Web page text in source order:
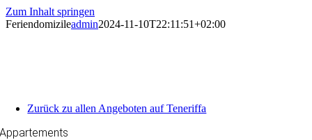
Zum Inhalt springen
Feriendomizileadmin2024-11-10T22:11:51+02:00
Zurück zu allen Angeboten auf Teneriffa
Appartements